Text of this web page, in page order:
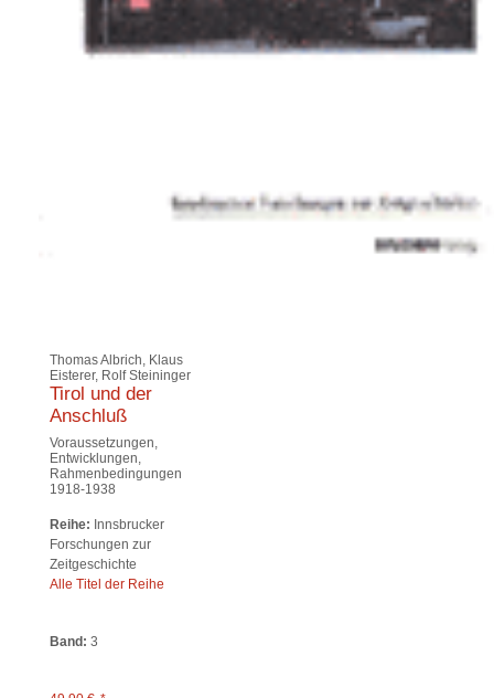
Thomas Albrich, Klaus
Eisterer, Rolf Steininger
Tirol und der
Anschluß
Voraussetzungen,
Entwicklungen,
Rahmenbedingungen
1918-1938
Reihe: Innsbrucker
Forschungen zur
Zeitgeschichte
Alle Titel der Reihe
Band: 3